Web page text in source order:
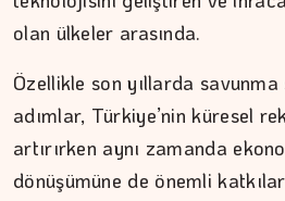
olan ülkeler arasında.
Özellikle son yıllarda
adımlar, Türkiye’nin küresel
artırırken aynı zamanda
dönüşümüne de önemli